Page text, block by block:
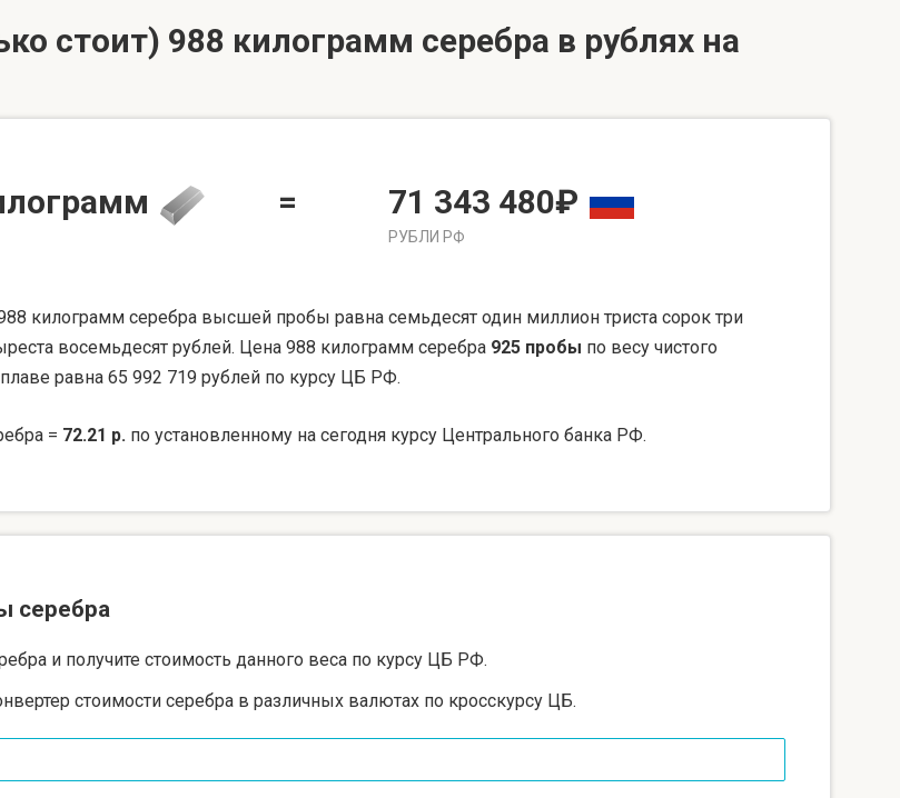
стоит) 988 килограмм серебра в рублях на
= 71 343 480₽
РУБЛИ РФ
килограмм серебра высшей пробы равна семьдесят один миллион триста сорок три
восемьдесят рублей. Цена 988 килограмм серебра 925 пробы по весу чистого
равна 65 992 719 рублей по курсу ЦБ РФ.
= 72.21 р. по установленному на сегодня курсу Центрального банка РФ.
серебра
и получите стоимость данного веса по курсу ЦБ РФ.
стоимости серебра в различных валютах по кросскурсу ЦБ.